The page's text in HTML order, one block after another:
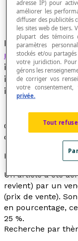
Différence
revientd'un
investissement,
investi et la
intérêts
On l'exprime
du prix de revient.
Exemple
Un article a été
revient) par un
(prix de vente).
en pourcentage,
25 %.
Recherche par
adresse IP) pour
améliorer les
diffuser des publicités
les sites web de tiers.
plupart des témoins
paramètres
stockés et/ou
votre juridiction.
gérons les
de corriger vos
votre
privée.
Tout